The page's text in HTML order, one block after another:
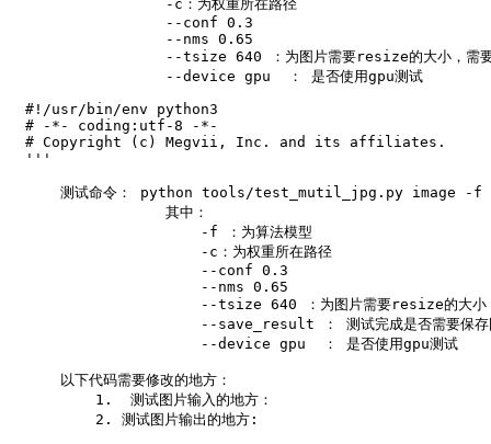
#!/usr/bin/env python3
# -*- coding:utf-8 -*-
# Copyright (c) Megvii, Inc. and its affiliates.
'''
测试命令： python tools/test_mutil_jpg.py image
                其中：
                    -f ：为算法模型
                    -c：为权重所在路径
                    --conf 0.3
                    --nms 0.65
--tsize 640 ：为图片需要resize的大小，
--save_result ： 测试完成是否需要保存
                    --device gpu  ： 是否使用gpu测试
    以下代码需要修改的地方：
        1.  测试图片输入的地方：
        2. 测试图片输出的地方: